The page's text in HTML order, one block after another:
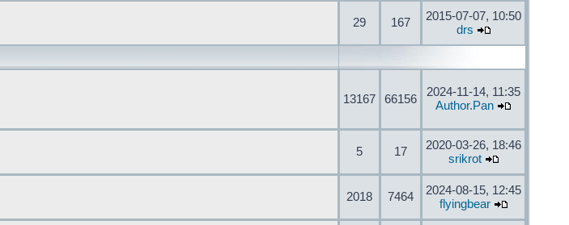
29 167
2015-07-07, 10:50
drs
13167 66156
2024-11-14, 11:35
Author.Pan
5 17
2020-03-26, 18:46
srikrot
2018 7464
2024-08-15, 12:45
flyingbear